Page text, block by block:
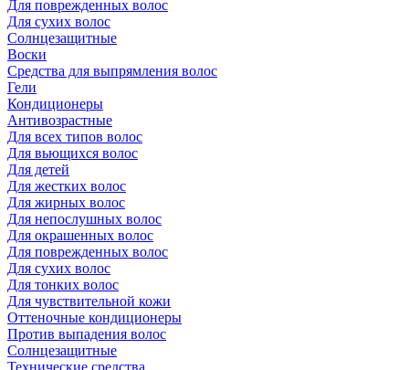
Для поврежденных волос
Для сухих волос
Солнцезащитные
Воски
Средства для выпрямления волос
Гели
Кондиционеры
Антивозрастные
Для всех типов волос
Для вьющихся волос
Для детей
Для жестких волос
Для жирных волос
Для непослушных волос
Для окрашенных волос
Для поврежденных волос
Для сухих волос
Для тонких волос
Для чувствительной кожи
Оттеночные кондиционеры
Против выпадения волос
Солнцезащитные
Технические средства